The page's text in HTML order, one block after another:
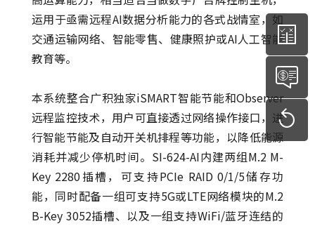
运用于亟需远程AI数据分析能力的各式战情室，如
交通运输网络、智能零售、健康照护或AI人工智能
教育等。
本系统整合广积独家iSMART智能节能和Observer
远程监控技术，用户可直接透过网络操作接口，进
行智能节能及自动开关机排程等功能，以降低能源
消耗并减少停机时间。SI-624-AI内建两组M.2 M-
Key 2280插槽，可支持PCIe RAID 0/1/5储存功
能，同时配备一组可支持5G或LTE网络模块的M.2
B-Key 3052插槽、以及一组支持WiFi/蓝牙连结的